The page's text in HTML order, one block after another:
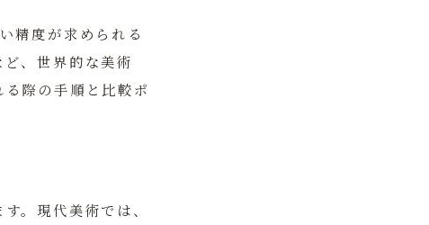
精度が求められる
、世界的な美術
際の手順と比較ポ
。現代美術では、